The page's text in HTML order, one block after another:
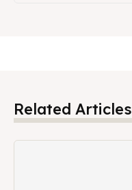
Related Articles